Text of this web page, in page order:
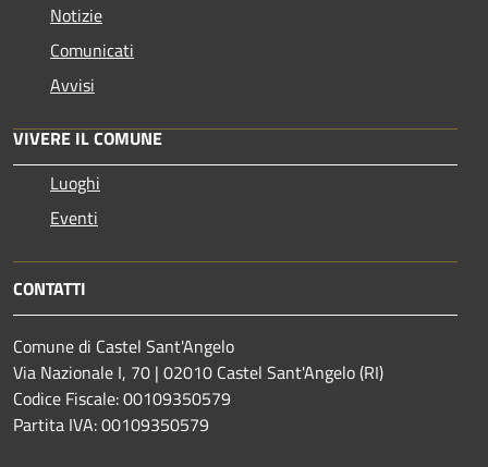
Notizie
Comunicati
Avvisi
VIVERE IL COMUNE
Luoghi
Eventi
CONTATTI
Comune di Castel Sant'Angelo
Via Nazionale I, 70 | 02010 Castel Sant'Angelo (RI)
Codice Fiscale: 00109350579
Partita IVA: 00109350579